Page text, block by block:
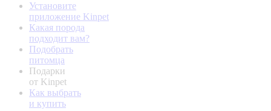
Установите
приложение Kinpet
Какая порода
подходит вам?
Подобрать
питомца
Подарки
от Kinpet
Как выбрать
и купить